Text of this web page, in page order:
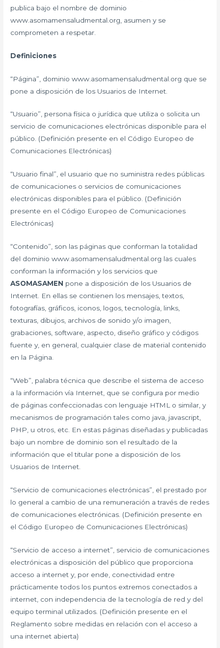
publica bajo el nombre de dominio
www.asomamensaludmental.org, asumen y se
comprometen a respetar.
Definiciones
“Página”, dominio www.asomamensaludmental.org que se
pone a disposición de los Usuarios de Internet.
“Usuario”, persona física o jurídica que utiliza o solicita un
servicio de comunicaciones electrónicas disponible para el
público. (Definición presente en el Código Europeo de
Comunicaciones Electrónicas)
“Usuario final”, el usuario que no suministra redes públicas
de comunicaciones o servicios de comunicaciones
electrónicas disponibles para el público. (Definición
presente en el Código Europeo de Comunicaciones
Electrónicas)
“Contenido”, son las páginas que conforman la totalidad
del dominio www.asomamensaludmental.org las cuales
conforman la información y los servicios que
ASOMASAMEN pone a disposición de los Usuarios de
Internet. En ellas se contienen los mensajes, textos,
fotografías, gráficos, iconos, logos, tecnología, links,
texturas, dibujos, archivos de sonido y/o imagen,
grabaciones, software, aspecto, diseño gráfico y códigos
fuente y, en general, cualquier clase de material contenido
en la Página.
“Web”, palabra técnica que describe el sistema de acceso
a la información vía Internet, que se configura por medio
de páginas confeccionadas con lenguaje HTML o similar, y
mecanismos de programación tales como java, javascript,
PHP, u otros, etc. En estas páginas diseñadas y publicadas
bajo un nombre de dominio son el resultado de la
información que el titular pone a disposición de los
Usuarios de Internet.
“Servicio de comunicaciones electrónicas”, el prestado por
lo general a cambio de una remuneración a través de redes
de comunicaciones electrónicas. (Definición presente en
el Código Europeo de Comunicaciones Electrónicas)
“Servicio de acceso a internet”, servicio de comunicaciones
electrónicas a disposición del público que proporciona
acceso a internet y, por ende, conectividad entre
prácticamente todos los puntos extremos conectados a
internet, con independencia de la tecnología de red y del
equipo terminal utilizados. (Definición presente en el
Reglamento sobre medidas en relación con el acceso a
una internet abierta)